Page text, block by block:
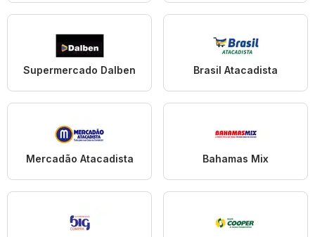
Supermercado Dalben Brasil Atacadista
Mercadão Atacadista Bahamas Mix